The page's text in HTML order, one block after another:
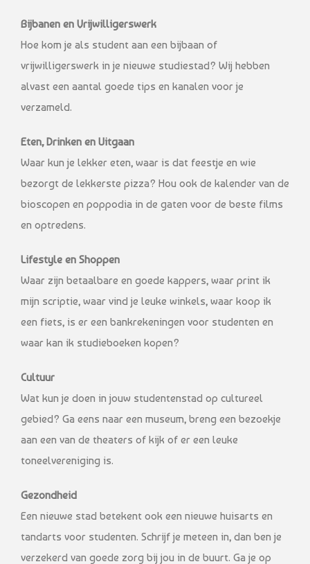
Bijbanen en Vrijwilligerswerk
Hoe kom je als student aan een bijbaan of
vrijwilligerswerk in je nieuwe studiestad? Wij hebben
alvast een aantal goede tips en kanalen voor je
verzameld.
Eten, Drinken en Uitgaan
Waar kun je lekker eten, waar is dat feestje en wie
bezorgt de lekkerste pizza? Hou ook de kalender van de
bioscopen en poppodia in de gaten voor de beste films
en optredens.
Lifestyle en Shoppen
Waar zijn betaalbare en goede kappers, waar print ik
mijn scriptie, waar vind je leuke winkels, waar koop ik
een fiets, is er een bankrekeningen voor studenten en
waar kan ik studieboeken kopen?
Cultuur
Wat kun je doen in jouw studentenstad op cultureel
gebied? Ga eens naar een museum, breng een bezoekje
aan een van de theaters of kijk of er een leuke
toneelvereniging is.
Gezondheid
Een nieuwe stad betekent ook een nieuwe huisarts en
tandarts voor studenten. Schrijf je meteen in, dan ben je
verzekerd van goede zorg bij jou in de buurt. Ga je op